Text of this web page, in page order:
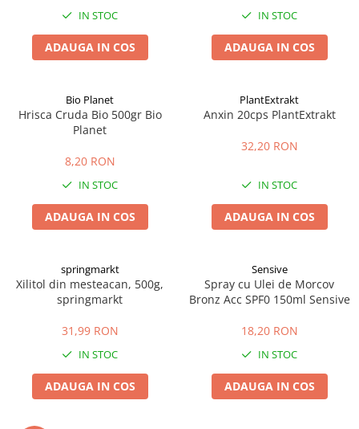
IN STOC
ADAUGA IN COS
IN STOC
ADAUGA IN COS
Bio Planet
Hrisca Cruda Bio 500gr Bio
Planet
8,20 RON
IN STOC
ADAUGA IN COS
PlantExtrakt
Anxin 20cps PlantExtrakt
32,20 RON
IN STOC
ADAUGA IN COS
springmarkt
Xilitol din mesteacan, 500g,
springmarkt
31,99 RON
IN STOC
ADAUGA IN COS
Sensive
Spray cu Ulei de Morcov
Bronz Acc SPF0 150ml Sensive
18,20 RON
IN STOC
ADAUGA IN COS